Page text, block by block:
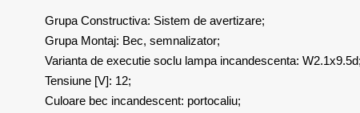
Grupa Constructiva: Sistem de avertizare;
Grupa Montaj: Bec, semnalizator;
Varianta de executie soclu lampa incandescenta: W2.1x9.5d;
Tensiune [V]: 12;
Culoare bec incandescent: portocaliu;